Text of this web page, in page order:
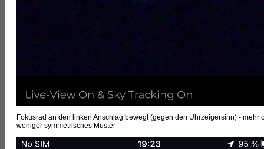
Fokusrad an den linken Anschlag bewegt (gegen den Uhrzeigersinn) - mehr
weniger symmetrisches Muster